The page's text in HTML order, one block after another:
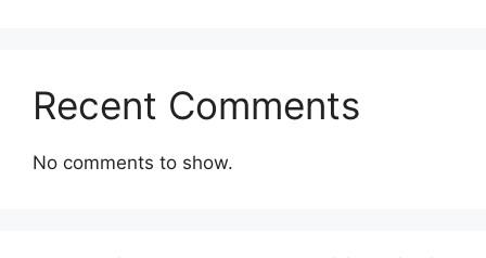
Recent Comments
No comments to show.